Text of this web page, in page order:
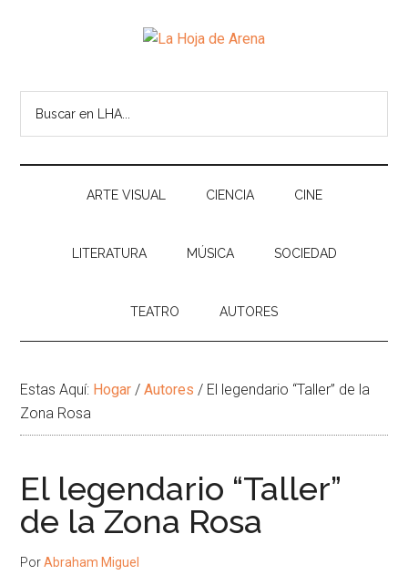
Lateral
paginaHoja
de
Arena
de
temas
ARTE VISUAL CIENCIA CINE
LITERATURA MÚSICA SOCIEDAD
TEATRO AUTORES
Estas Aquí: Hogar / Autores / El legendario “Taller” de la
Zona Rosa
El legendario “Taller”
de la Zona Rosa
PorAbraham Miguel